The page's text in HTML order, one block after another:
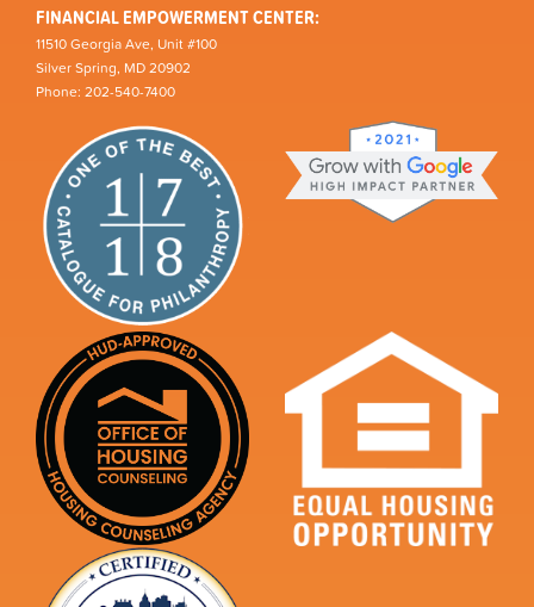
FINANCIAL EMPOWERMENT CENTER:
11510 Georgia Ave, Unit #100
Silver Spring, MD 20902
Phone: 202-540-7400